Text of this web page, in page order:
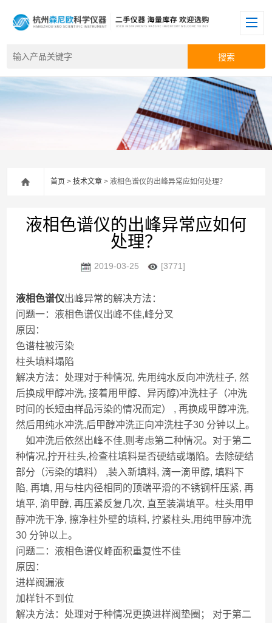
首页 >技术文章 > 液相色谱仪的出峰异常应如何处理？
液相色谱仪的出峰异常应如何
处理？
2019-03-25 [3771]
液相色谱仪出峰异常的解决方法：
问题一：液相色谱仪出峰不佳,峰分叉
原因：
色谱柱被污染
柱头填料塌陷
解决方法：处理对于种情况, 先用纯水反向冲洗柱子, 然
后换成甲醇冲洗, 接着用甲醇、异丙醇)冲洗柱子（冲洗
时间的长短由样品污染的情况而定） , 再换成甲醇冲洗,
然后用纯水冲洗,后甲醇冲洗正向冲洗柱子30 分钟以上。
如冲洗后依然出峰不佳,则考虑第二种情况。对于第二
种情况,拧开柱头,检查柱填料是否硬结或塌陷。去除硬结
部分（污染的填料） ,装入新填料, 滴一滴甲醇, 填料下
陷, 再填, 用与柱内径相同的顶端平滑的不锈钢杆压紧, 再
填平, 滴甲醇, 再压紧反复几次, 直至装满填平。柱头用甲
醇冲洗干净, 擦净柱外壁的填料, 拧紧柱头,用纯甲醇冲洗
30 分钟以上。
问题二：液相色谱仪峰面积重复性不佳
原因：
进样阀漏液
加样针不到位
解决方法：处理对于种情况更换进样阀垫圈； 对于第二